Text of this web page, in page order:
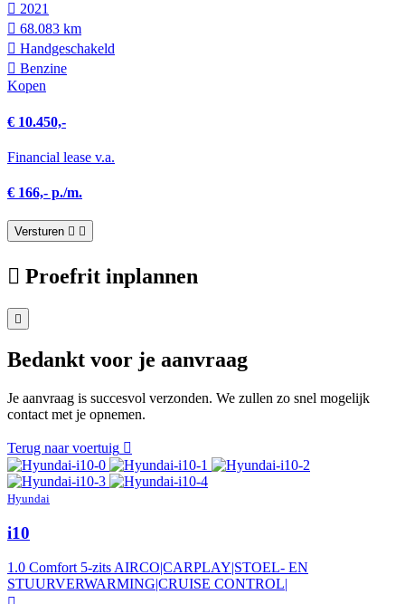
2021
68.083 km
Hand­geschakeld
Benzine
Kopen
€ 10.450,-
Financial lease v.a.
€ 166,- p./m.
Versturen
Proefrit inplannen
Bedankt voor je aanvraag
Je aanvraag is succesvol verzonden. We zullen zo snel mogelijk
contact met je opnemen.
Terug naar voertuig
Hyundai
i10
1.0 Comfort 5-zits AIRCO|CARPLAY|STOEL- EN
STUURVERWARMING|CRUISE CONTROL|